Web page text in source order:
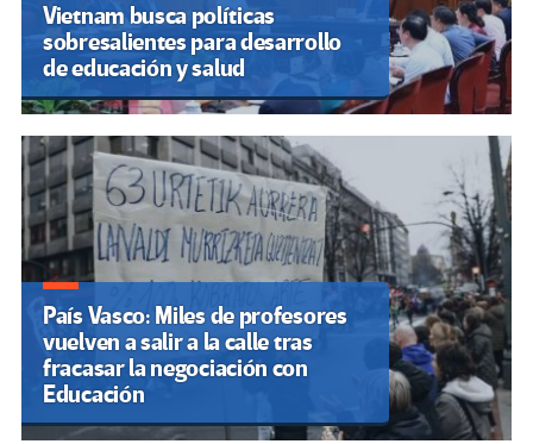
Vietnam busca políticas
sobresalientes para desarrollo
de educación y salud
País Vasco: Miles de profesores
vuelven a salir a la calle tras
fracasar la negociación con
Educación